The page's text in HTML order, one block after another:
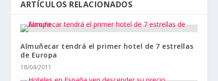
ARTÍCULOS RELACIONADOS
Almuñecar tendrá el primer hotel de 7 estrellas
de Europa
18/04/2011